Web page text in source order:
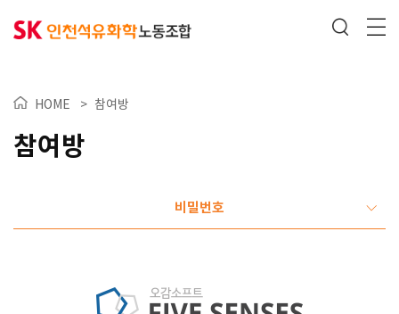
HOME > 참여방
참여방
비밀번호